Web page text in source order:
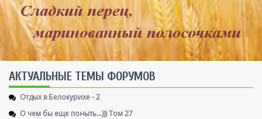
AКТУАЛЬНЫЕ ТЕМЫ ФОРУМОВ
Отдых в Белокурихе - 2
О чем бы еще поныть...))) Том 27